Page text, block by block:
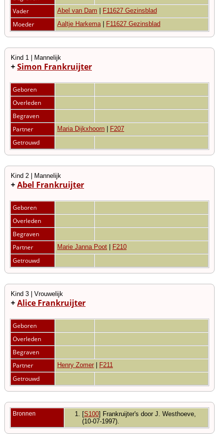
Vader
Abel van Dam F11627 Gezinsblad
Moeder Aaltje Harkema| F11627 Gezinsblad
Kind 1 | Mannelijk
+Simon Frankruijter
Geboren
Overleden
Begraven
Partner
Maria Dijkxhoorn F207
Getrouwd
Kind 2 | Mannelijk
+Abel Frankruijter
Geboren
Overleden
Begraven
Partner
Marie Janna Poot F210
Getrouwd
Kind 3 | Vrouwelijk
+Alice Frankruijter
Geboren
Overleden
Begraven
Partner
Henry Zomer F211
Getrouwd
Bronnen [S100] Frankruijter's door J. Westhoeve,
(10-07-1997).